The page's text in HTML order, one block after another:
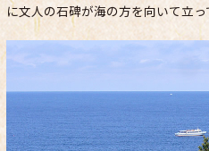
に文人の石碑が海の方を向いて立っ